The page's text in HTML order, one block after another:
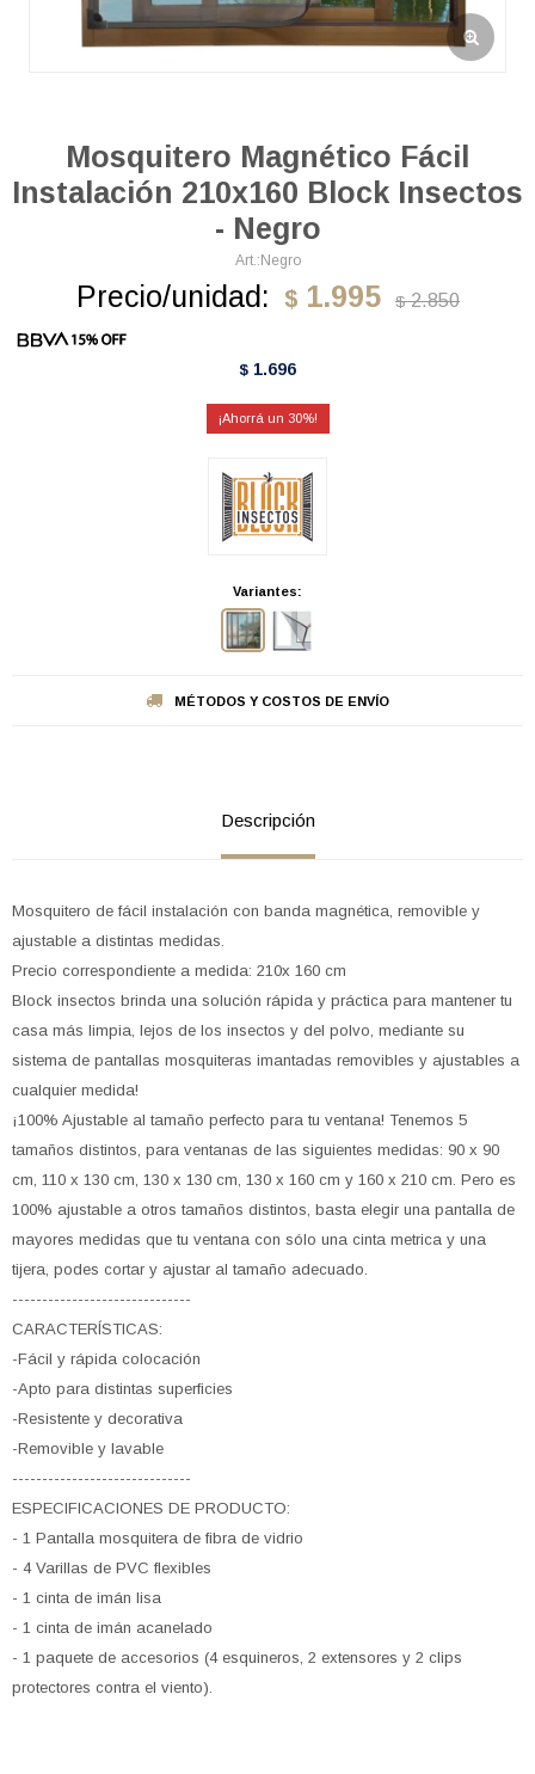
Mosquitero Magnético Fácil
Instalación 210x160 Block Insectos
- Negro
Negro
Precio/unidad: $ 1.995 $ 2.850
$ 1.696
30
Variantes:
MÉTODOS Y COSTOS DE ENVÍO
Descripción
Mosquitero de fácil instalación con banda magnética, removible y
ajustable a distintas medidas.
Precio correspondiente a medida: 210x 160 cm
Block insectos brinda una solución rápida y práctica para mantener tu
casa más limpia, lejos de los insectos y del polvo, mediante su
sistema de pantallas mosquiteras imantadas removibles y ajustables a
cualquier medida!
¡100% Ajustable al tamaño perfecto para tu ventana! Tenemos 5
tamaños distintos, para ventanas de las siguientes medidas: 90 x 90
cm, 110 x 130 cm, 130 x 130 cm, 130 x 160 cm y 160 x 210 cm. Pero es
100% ajustable a otros tamaños distintos, basta elegir una pantalla de
mayores medidas que tu ventana con sólo una cinta metrica y una
tijera, podes cortar y ajustar al tamaño adecuado.
------------------------------
CARACTERÍSTICAS:
-Fácil y rápida colocación
-Apto para distintas superficies
-Resistente y decorativa
-Removible y lavable
------------------------------
ESPECIFICACIONES DE PRODUCTO:
- 1 Pantalla mosquitera de fibra de vidrio
- 4 Varillas de PVC flexibles
- 1 cinta de imán lisa
- 1 cinta de imán acanelado
- 1 paquete de accesorios (4 esquineros, 2 extensores y 2 clips
protectores contra el viento).